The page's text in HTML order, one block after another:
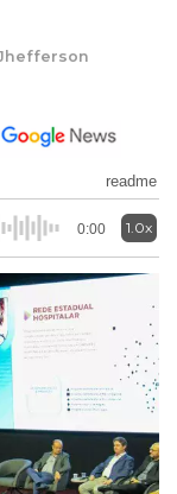
readme
0:00 1.0x